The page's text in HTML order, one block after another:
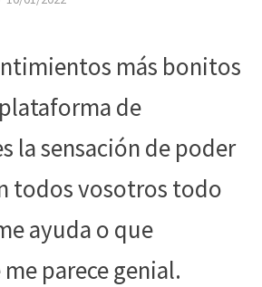
más bonitos
de
la sensación de poder
todos vosotros todo
ayuda o que
parece genial.